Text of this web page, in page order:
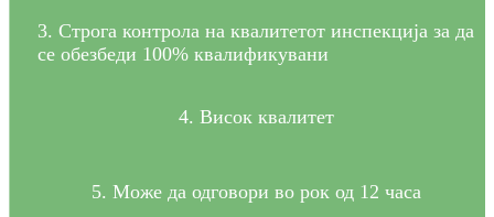
3. Строга контрола на квалитетот инспекција за да
се обезбеди 100% квалификувани
4. Висок квалитет
5. Може да одговори во рок од 12 часа